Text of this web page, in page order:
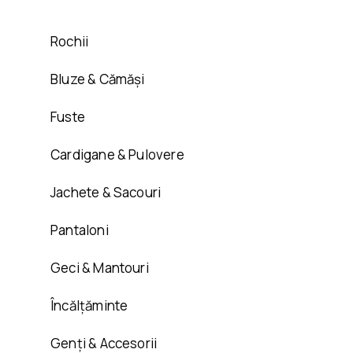
Rochii
Bluze & Cămăși
Fuste
Cardigane & Pulovere
Jachete & Sacouri
Pantaloni
Geci & Mantouri
Încălțăminte
Genți & Accesorii